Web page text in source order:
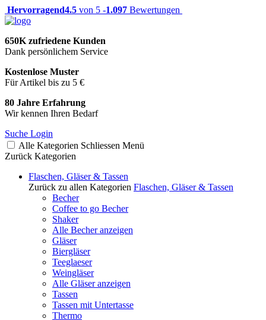
Hervorragend4.5 von 5 -1.097 Bewertungen
650K zufriedene Kunden
Dank persönlichem Service
Kostenlose Muster
Für Artikel bis zu 5 €
80 Jahre Erfahrung
Wir kennen Ihren Bedarf
Suche Login
Alle Kategorien Schliessen Menü
Zurück Kategorien
Flaschen, Gläser & Tassen
Zurück zu allen Kategorien Flaschen, Gläser & Tassen
Becher
Coffee to go Becher
Shaker
Alle Becher anzeigen
Gläser
Biergläser
Teeglaeser
Weingläser
Alle Gläser anzeigen
Tassen
Tassen mit Untertasse
Thermo